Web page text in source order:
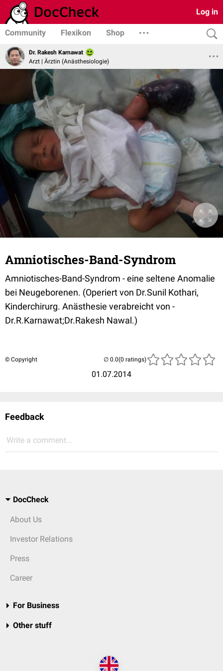
Log in
Community Flexikon Shop
Dr. Rakesh Karnawat
Arzt | Ärztin (Anästhesiologie)
Amniotisches-Band-Syndrom
Amniotisches-Band-Syndrom - eine seltene Anomalie
bei Neugeborenen. (Operiert von Dr.Sunil Kothari,
Kinderchirurg. Anästhesie verabreicht von -
Dr.R.Karnawat;Dr.Rakesh Nawal.)
© Copyright
01.07.2014
(0 ratings)
Feedback
Write a comment...
DocCheck
About Us
Investor Relations
Press
Career
For Business
Other stuff